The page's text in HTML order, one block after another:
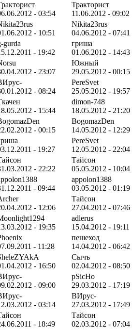
- 03:54
Тракторист
11.06.2012 - 09:02
- 10:51
Nikita23rus
04.06.2012 - 07:41
gurda
- 19:42
гриша
01.06.2012 - 14:43
- 23:07
Южный
29.05.2012 - 00:15
- 08:24
PereSvet
25.05.2012 - 19:57
- 15:44
dimon-748
18.05.2012 - 21:20
- 00:15
BogomazDen
14.05.2012 - 12:29
- 19:27
PereSvet
12.05.2012 - 22:04
- 22:22
Тайсон
05.05.2012 - 10:04
- 09:44
appolon1388
03.05.2012 - 01:19
- 12:06
Тайсон
27.04.2012 - 07:46
- 19:35
adlerus
15.04.2012 - 19:11
- 11:28
пешеход
14.04.2012 - 06:42
- 16:50
Сычъ
02.04.2012 - 08:50
- 09:00
pSicHo
29.03.2012 - 17:19
- 03:14
ВИрус-
27.03.2012 - 17:49
- 18:49
Тайсон
02.03.2012 - 07:04